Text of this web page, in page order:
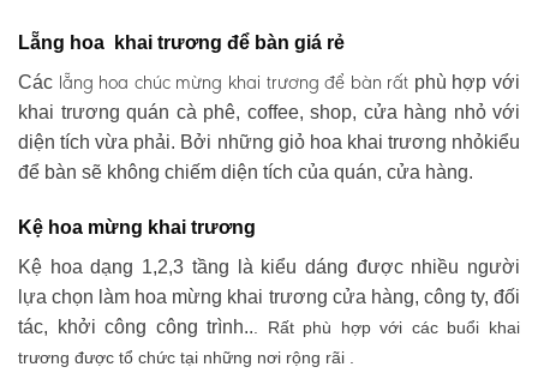
Lẵng hoa khai trương để bàn giá rẻ
Các lẵng hoa chúc mừng khai trương để bàn rất phù hợp với
khai trương quán cà phê, coffee, shop, cửa hàng nhỏ với
diện tích vừa phải. Bởi những giỏ hoa khai trương nhỏkiểu
để bàn sẽ không chiếm diện tích của quán, cửa hàng.
Kệ hoa mừng khai trương
Kệ hoa dạng 1,2,3 tầng là kiểu dáng được nhiều người
lựa chọn làm hoa mừng khai trương cửa hàng, công ty, đối
tác, khởi công công trình.. . Rất phù hợp với các buổi khai
trương được tổ chức tại những nơi rộng rãi .